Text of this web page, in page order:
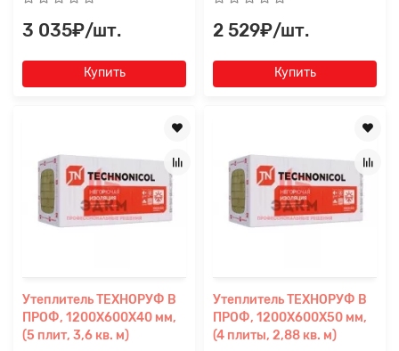
3 035₽/шт.
Купить
2 529₽/шт.
Купить
Утеплитель ТЕХНОРУФ В
ПРОФ, 1200Х600Х40 мм,
(5 плит, 3,6 кв. м)
Утеплитель ТЕХНОРУФ В
ПРОФ, 1200Х600Х50 мм,
(4 плиты, 2,88 кв. м)